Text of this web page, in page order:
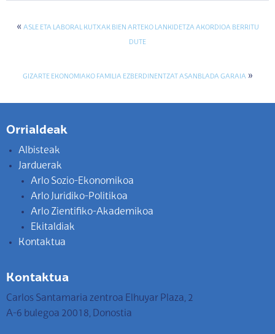
« ASLE ETA LABORAL KUTXAK BIEN ARTEKO LANKIDETZA AKORDIOA BERRITU
DUTE
GIZARTE EKONOMIAKO FAMILIA EZBERDINENTZAT ASANBLADA GARAIA»
Orrialdeak
Albisteak
Jarduerak
Arlo Sozio-Ekonomikoa
Arlo Juridiko-Politikoa
Arlo Zientifiko-Akademikoa
Ekitaldiak
Kontaktua
Kontaktua
Carlos Santamaria zentroa Elhuyar Plaza, 2
A-6 bulegoa 20018, Donostia